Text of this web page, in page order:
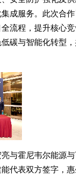
成服务。此次合
流程，提升核心
碳与智能化转型
与霍尼韦尔能源
代表双方签字，